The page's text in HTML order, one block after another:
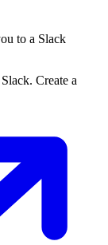
to a Slack
Create a